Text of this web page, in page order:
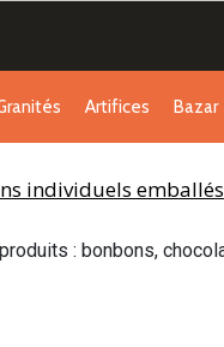
Artifices Bazar
individuels emballés